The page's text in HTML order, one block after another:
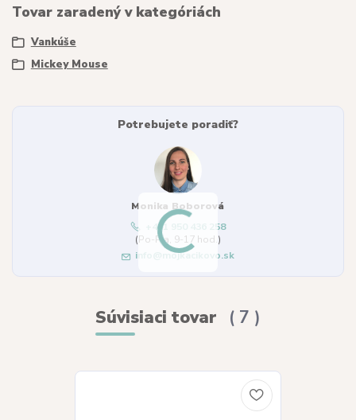
Tovar zaradený v kategóriách
Vankúše
Mickey Mouse
Potrebujete poradiť?
Monika Boborová
+421 950 436 258
(Po-Pia, 9-17 hod.)
info@mojkacikovo.sk
Súvisiaci tovar 7